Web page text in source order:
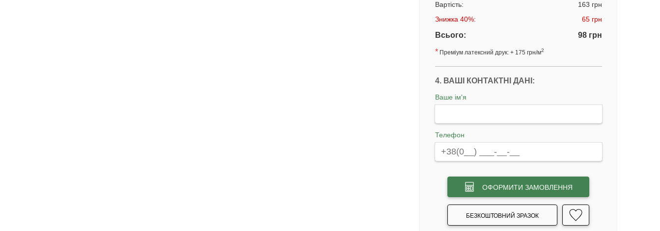
Вартість:
163 грн
Знижка 40%:
65 грн
Всього:
98 грн
* Преміум латексний друк: + 175 грн/м2
4. ВАШІ КОНТАКТНІ ДАНІ:
Ваше ім'я
Телефон
ОФОРМИТИ ЗАМОВЛЕННЯ
БЕЗКОШТОВНИЙ ЗРАЗОК